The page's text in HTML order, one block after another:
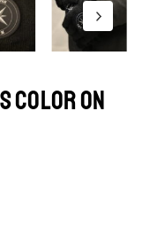
COLOR ON